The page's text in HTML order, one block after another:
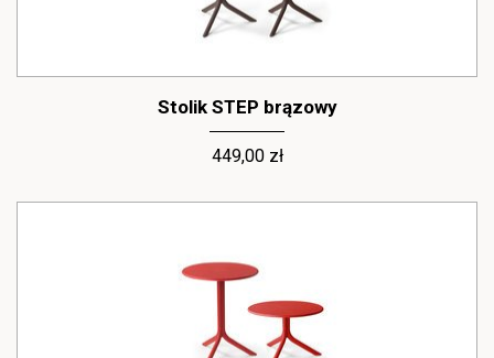
Stolik STEP brązowy
449,00 zł